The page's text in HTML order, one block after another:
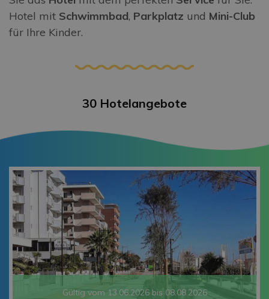
Hotel mit Schwimmbad, Parkplatz und Mini-Club
für Ihre Kinder.
30 Hotelangebote
Gültig vom 13.06.2026 bis 08.08.2026